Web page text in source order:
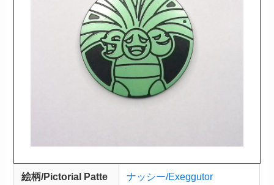
絵柄/Pictorial Patte
ナッシー/Exeggutor